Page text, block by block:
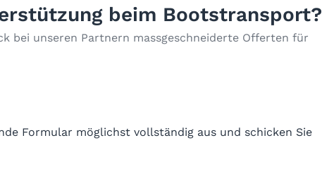
beim Bootstransport?
bei unseren Partnern massgeschneiderte Offerten für
Formular möglichst vollständig aus und schicken Sie